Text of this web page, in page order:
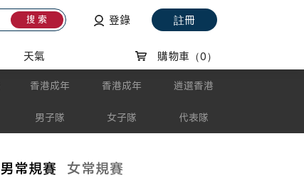
搜 索 登錄 註冊
天氣 購物車 （0）
香港成年
男子隊
香港成年
女子隊
遴選香港
代表隊
男常規賽 女常規賽